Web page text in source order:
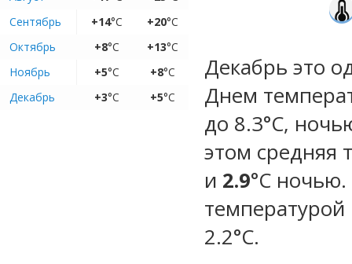
Сентябрь
+14°C +20°C
Октябрь
+8°C +13°C
Ноябрь
+5°C +8°C
Декабрь
+3°C +5°C
Декабрь это
Днем
до 8.3°C,
этом средняя
и 2.9°C
температурой
2.2°С.